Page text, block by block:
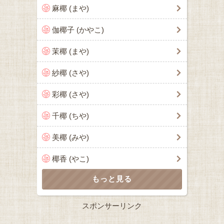
麻椰 (まや)
伽椰子 (かやこ)
茉椰 (まや)
紗椰 (さや)
彩椰 (さや)
千椰 (ちや)
美椰 (みや)
椰香 (やこ)
スポンサーリンク